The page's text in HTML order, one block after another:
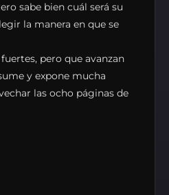
sabe bien cuál será su
la manera en que se
pero que avanzan
y expone mucha
las ocho páginas de